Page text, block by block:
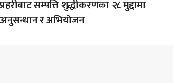
प्रहरीबाट सम्पत्ति शुद्धीकरणका २८ मुद्दामा
अनुसन्धान र अभियोजन